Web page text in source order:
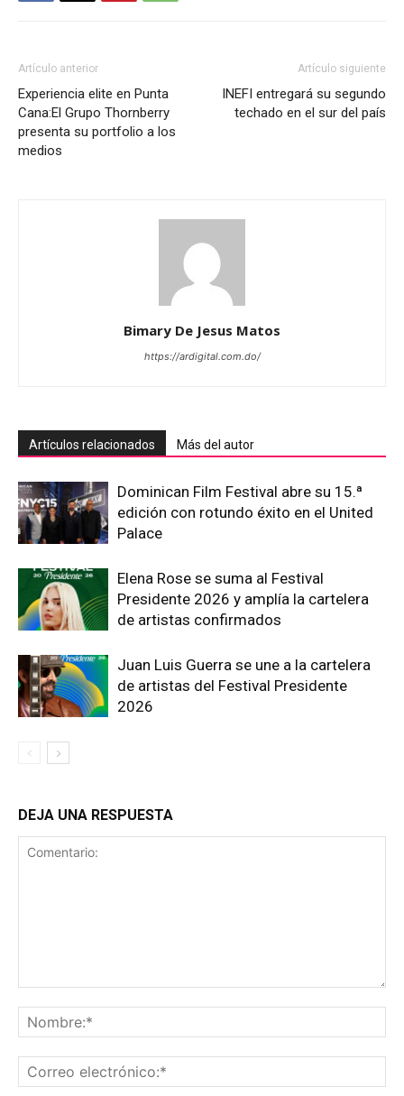
Artículo anterior
Experiencia elite en Punta
Cana:El Grupo Thornberry
presenta su portfolio a los
medios
Artículo siguiente
INEFI entregará su segundo
techado en el sur del país
Bimary De Jesus Matos
https://ardigital.com.do/
Artículos relacionados Más del autor
Dominican Film Festival abre su 15.ª
edición con rotundo éxito en el United
Palace
Elena Rose se suma al Festival
Presidente 2026 y amplía la cartelera
de artistas confirmados
Juan Luis Guerra se une a la cartelera
de artistas del Festival Presidente
2026
DEJA UNA RESPUESTA